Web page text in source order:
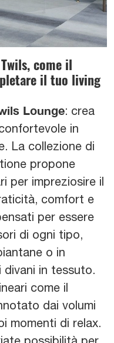
come il
il tuo living
Lounge: crea
in
La collezione di
propone
per impreziosire il
comfort e
per essere
di ogni tipo,
o in
divani in tessuto.
come il
dai volumi
momenti di relax.